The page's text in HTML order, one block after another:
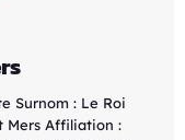
Surnom : Le Roi
Mers Affiliation :